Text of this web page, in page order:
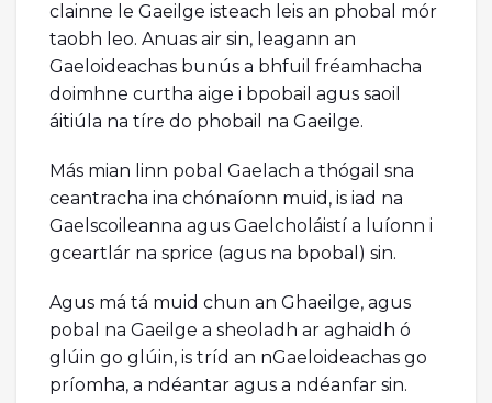
clainne le Gaeilge isteach leis an phobal mór
taobh leo. Anuas air sin, leagann an
Gaeloideachas bunús a bhfuil fréamhacha
doimhne curtha aige i bpobail agus saoil
áitiúla na tíre do phobail na Gaeilge.
Más mian linn pobal Gaelach a thógail sna
ceantracha ina chónaíonn muid, is iad na
Gaelscoileanna agus Gaelcholáistí a luíonn i
gceartlár na sprice (agus na bpobal) sin.
Agus má tá muid chun an Ghaeilge, agus
pobal na Gaeilge a sheoladh ar aghaidh ó
glúin go glúin, is tríd an nGaeloideachas go
príomha, a ndéantar agus a ndéanfar sin.